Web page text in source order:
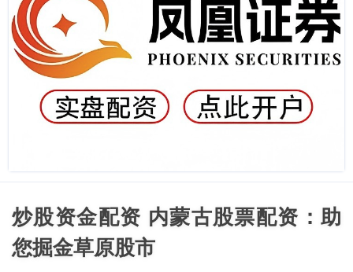
炒股资金配资 内蒙古股票配资：助
您掘金草原股市